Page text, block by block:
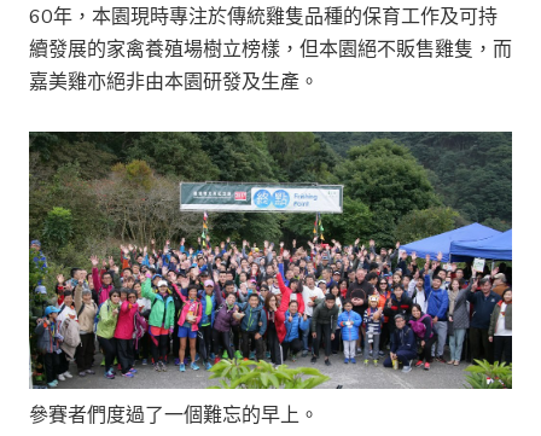
60年，本園現時專注於傳統雞隻品種的保育工作及可持
續發展的家禽養殖場樹立榜樣，但本園絕不販售雞隻，而
嘉美雞亦絕非由本園研發及生產。
參賽者們度過了一個難忘的早上。